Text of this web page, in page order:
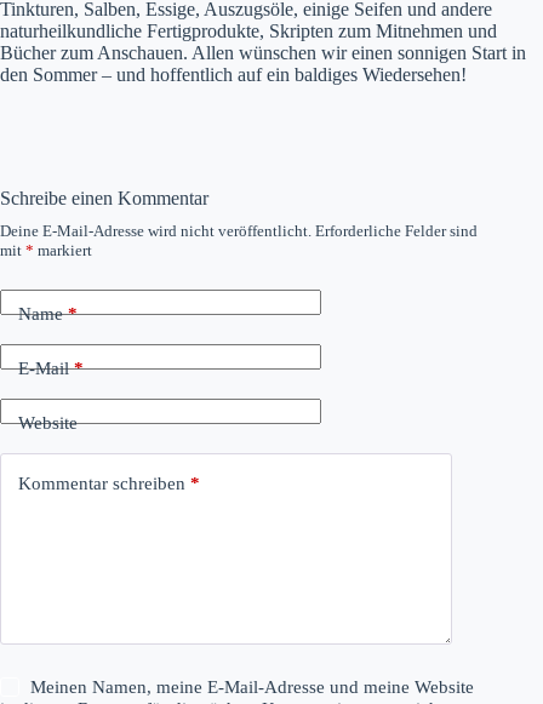
Tinkturen, Salben, Essige, Auszugsöle, einige Seifen und andere
naturheilkundliche Fertigprodukte, Skripten zum Mitnehmen und
Bücher zum Anschauen. Allen wünschen wir einen sonnigen Start in
den Sommer – und hoffentlich auf ein baldiges Wiedersehen!
Schreibe einen Kommentar
Deine E-Mail-Adresse wird nicht veröffentlicht. Erforderliche Felder sind
mit * markiert
Name*
E-Mail*
Website
Kommentar schreiben *
Meinen Namen, meine E-Mail-Adresse und meine Website